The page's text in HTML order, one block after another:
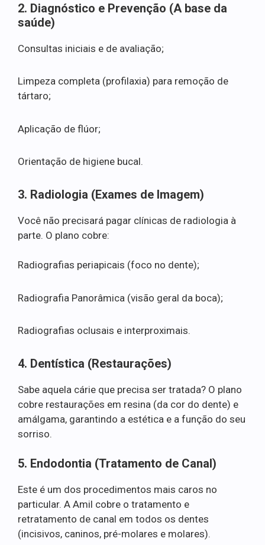
2. Diagnóstico e Prevenção (A base da
saúde)
Consultas iniciais e de avaliação;
Limpeza completa (profilaxia) para remoção de
tártaro;
Aplicação de flúor;
Orientação de higiene bucal.
3. Radiologia (Exames de Imagem)
Você não precisará pagar clínicas de radiologia à
parte. O plano cobre:
Radiografias periapicais (foco no dente);
Radiografia Panorâmica (visão geral da boca);
Radiografias oclusais e interproximais.
4. Dentística (Restaurações)
Sabe aquela cárie que precisa ser tratada? O plano
cobre restaurações em resina (da cor do dente) e
amálgama, garantindo a estética e a função do seu
sorriso.
5. Endodontia (Tratamento de Canal)
Este é um dos procedimentos mais caros no
particular. A Amil cobre o tratamento e
retratamento de canal em todos os dentes
(incisivos, caninos, pré-molares e molares).